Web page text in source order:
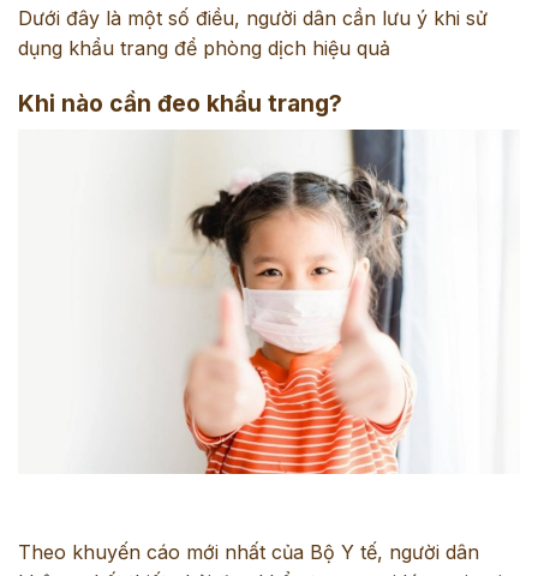
Dưới đây là một số điều, người dân cần lưu ý khi sử
dụng khẩu trang để phòng dịch hiệu quả
Khi nào cần đeo khẩu trang?
Theo khuyến cáo mới nhất của Bộ Y tế, người dân